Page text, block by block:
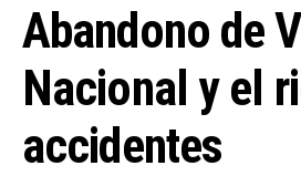
Abandono de
Nacional y el
accidentes